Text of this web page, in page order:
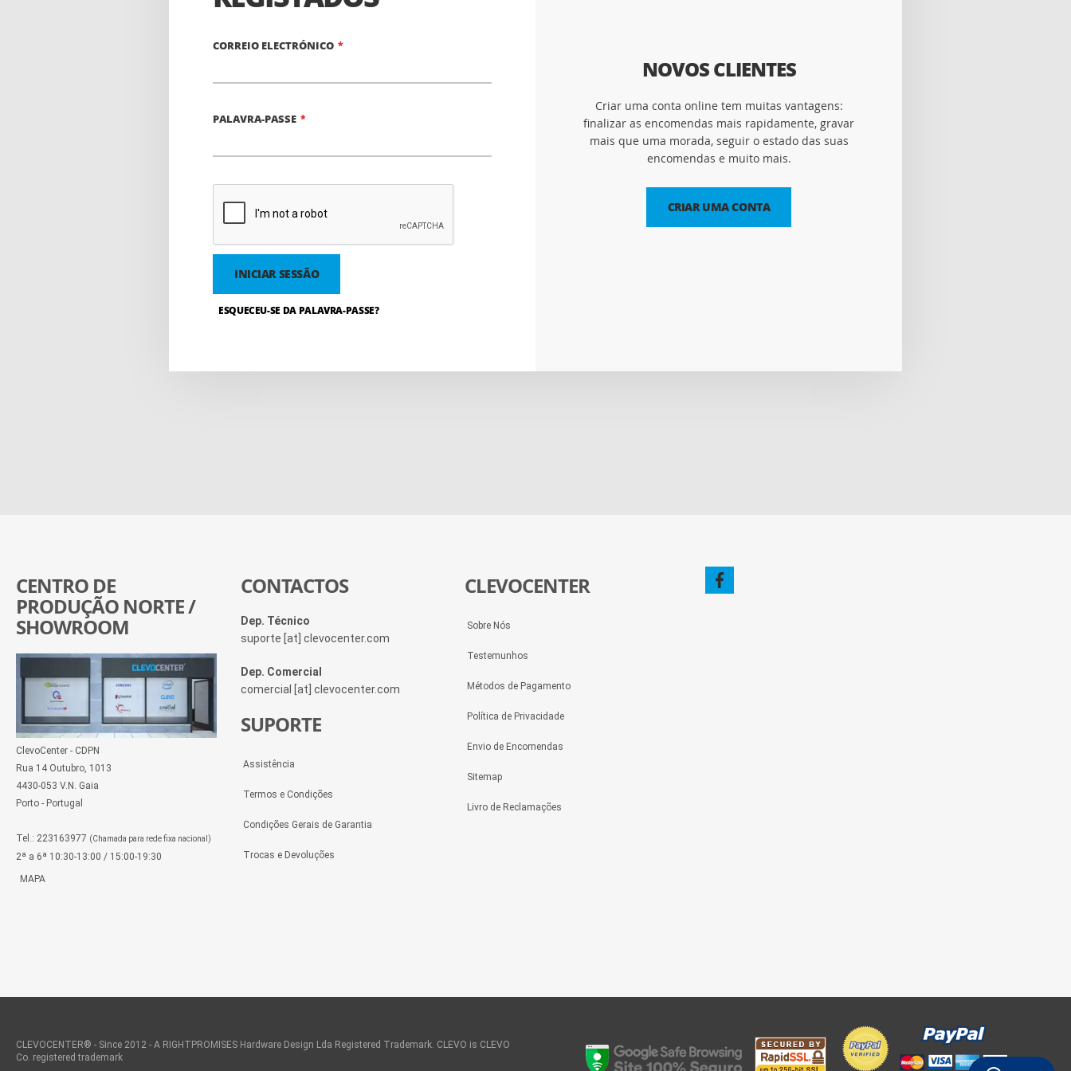
CORREIO ELECTRÓNICO
PALAVRA-PASSE
INICIAR SESSÃO
ESQUECEU-SE DA PALAVRA-PASSE?
NOVOS CLIENTES
Criar uma conta online tem muitas vantagens:
finalizar as encomendas mais rapidamente, gravar
mais que uma morada, seguir o estado das suas
encomendas e muito mais.
CRIAR UMA CONTA
CENTRO DE
PRODUÇÃO NORTE /
SHOWROOM
ClevoCenter - CDPN
Rua 14 Outubro, 1013
4430-053 V.N. Gaia
Porto - Portugal
Tel.: 223163977 (Chamada para rede fixa nacional)
2ª a 6ª 10:30-13:00 / 15:00-19:30
MAPA
CONTACTOS
Dep. Técnico
suporte [at] clevocenter.com
Dep. Comercial
comercial [at] clevocenter.com
SUPORTE
Assistência
Termos e Condições
Condições Gerais de Garantia
Trocas e Devoluções
CLEVOCENTER
Sobre Nós
Testemunhos
Métodos de Pagamento
Política de Privacidade
Envio de Encomendas
Sitemap
Livro de Reclamações
CLEVOCENTER® - Since 2012 - A RIGHTPROMISES Hardware Design Lda Registered Trademark. CLEVO is CLEVO
Co. registered trademark